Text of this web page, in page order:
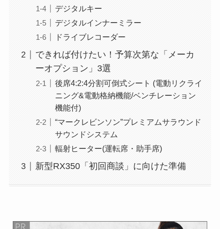
デジタルキー
デジタルインナーミラー
ドライブレコーダー
できれば付けたい！予算次第な「メーカ
ーオプション」3選
後席4:2:4分割可倒式シート (電動リクライ
ニング&電動格納機能/ベンチレーション
機能付)
“マークレビンソン”プレミアムサラウンド
サウンドシステム
輻射ヒーター(運転席・助手席)
新型RX350「初回商談」に向けた準備